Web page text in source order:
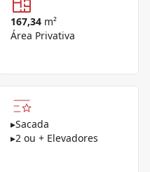
167,34 m²
Área Privativa
▸Sacada
▸2 ou + Elevadores